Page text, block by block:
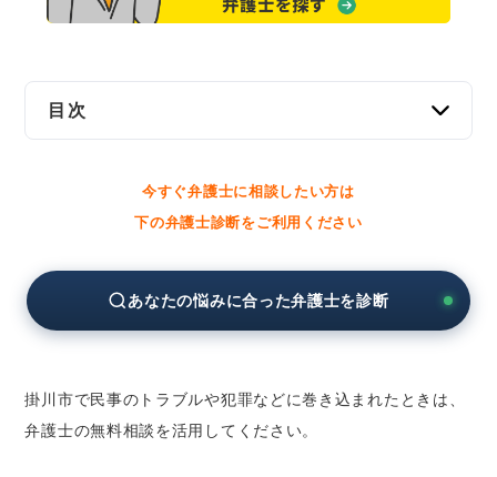
目次
静岡県弁護士会の無料法律相談
法テラスの無料法律相談
掛川市の弁護士に分野別の無料法律相談をした
いとき
したいとき
掛川市の弁護士に離婚問題の無料法律相談を
今すぐ弁護士に相談したい方は
下の弁護士診断をご利用ください
あなたの悩みに合った弁護士を診断
掛川市で民事のトラブルや犯罪などに巻き込まれたときは、
弁護士の無料相談を活用してください。